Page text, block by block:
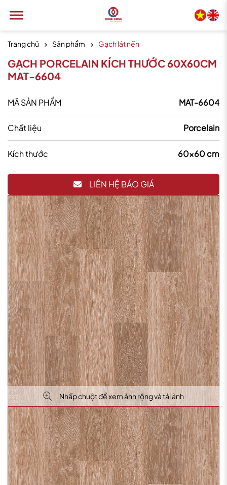
Trang chủ Sản phẩm Gạch lát nền
Nhấp chuột để xem ảnh rộng và tải ảnh
GẠCH PORCELAIN KÍCH THƯỚC 60X60CM
MAT-6604
MÃ SẢN PHẨM MAT-6604
Chất liệu Porcelain
Kích thước 60x60 cm
LIÊN HỆ BÁO GIÁ